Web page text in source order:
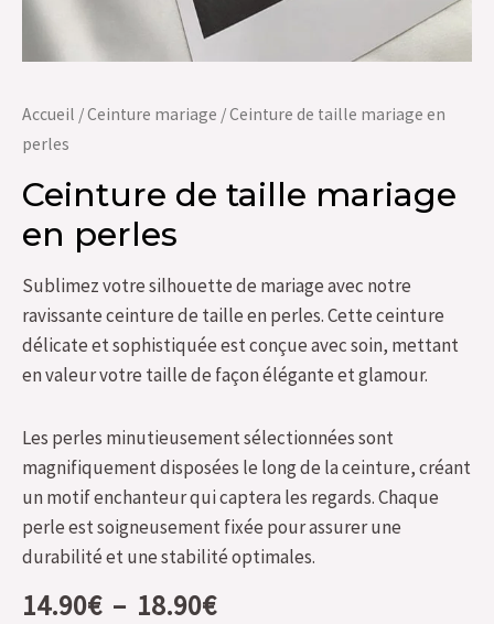
Accueil /Ceinture mariage / Ceinture de taille mariage en
perles
Ceinture de taille mariage
en perles
Sublimez votre silhouette de mariage avec notre
ravissante ceinture de taille en perles. Cette ceinture
délicate et sophistiquée est conçue avec soin, mettant
en valeur votre taille de façon élégante et glamour.
Les perles minutieusement sélectionnées sont
magnifiquement disposées le long de la ceinture, créant
un motif enchanteur qui captera les regards. Chaque
perle est soigneusement fixée pour assurer une
durabilité et une stabilité optimales.
14.90€ – 18.90€